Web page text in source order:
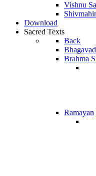
Vishnu
Download
Sacred Texts
Back
Brahma
Ramayan